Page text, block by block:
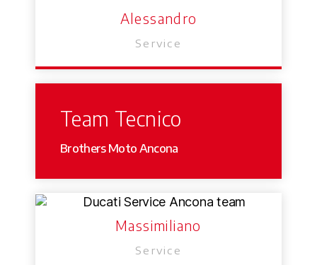
Alessandro
Service
Team Tecnico
Brothers Moto Ancona
Massimiliano
Service